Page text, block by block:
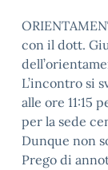
con il dott.
L’incontro si
alle ore 11:15
per la sede
Dunque non
Prego di